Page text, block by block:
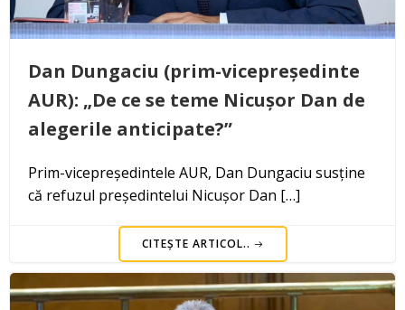
Dan Dungaciu (prim-vicepreședinte
AUR): „De ce se teme Nicușor Dan de
alegerile anticipate?”
Prim-vicepreședintele AUR, Dan Dungaciu susține
că refuzul președintelui Nicușor Dan […]
CITEȘTE ARTICOL..